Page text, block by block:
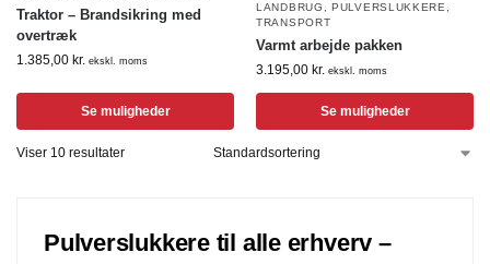
Traktor – Brandsikring med
overtræk
1.385,00 kr. ekskl. moms
Se muligheder
LANDBRUG , PULVERSLUKKERE,
TRANSPORT
Varmt arbejde pakken
3.195,00 kr. ekskl. moms
Se muligheder
Viser 10 resultater
Pulverslukkere til alle erhverv –